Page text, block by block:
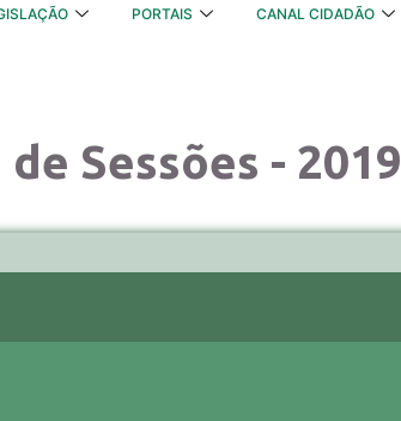
PORTAIS
CANAL CIDADÃO
Sessões - 2019